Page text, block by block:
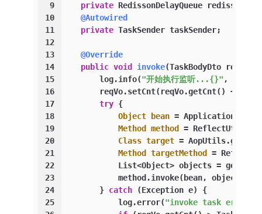
9
10
11
12
13
14
15
16
17
18
19
20
21
22
23
24
25
private RedissonDelayQueue
@Autowired
private TaskSender taskSender;
@Override
public void invoke(TaskBodyDto reqVo)
        log.info(
"开始执行监听...{}" ,
        reqVo.setCnt(reqVo.getCnt() +
try {
Object
bean =
Method
method =
Class target =
Method
targetMethod =
List<Object> objects =
method.invoke(bean,
        }
catch (Exception e) {
            log.error(
"invoke task err!"